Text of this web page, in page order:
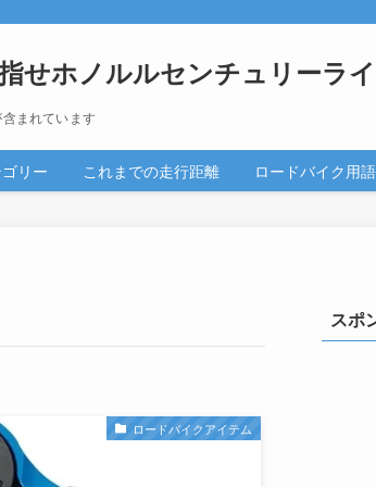
ホノルルセンチュリーライ
まれています
リー これまでの走行距離 ロードバイク用
ロードバイクアイテム
スポ